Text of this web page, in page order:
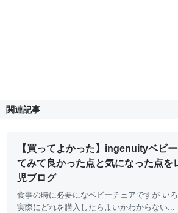
関連記事
【買ってよかった】ingenuityベビ
てみて良かった点と気になった点を
児ブログ
食事の時に必要になベビーチェアですが い
実際にどれを購入したらよいかわからない...